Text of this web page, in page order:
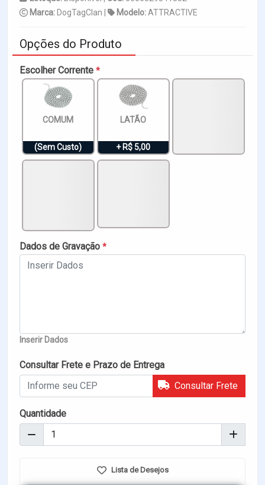
Marca: DogTagClan | Modelo:ATTRACTIVE
Opções do Produto
Escolher Corrente *
COMUM
(Sem Custo)
LATÃO
+ R$ 5,00
Dados de Gravação *
Inserir Dados
Consultar Frete e Prazo de Entrega
Consultar Frete
Quantidade
Lista de Desejos